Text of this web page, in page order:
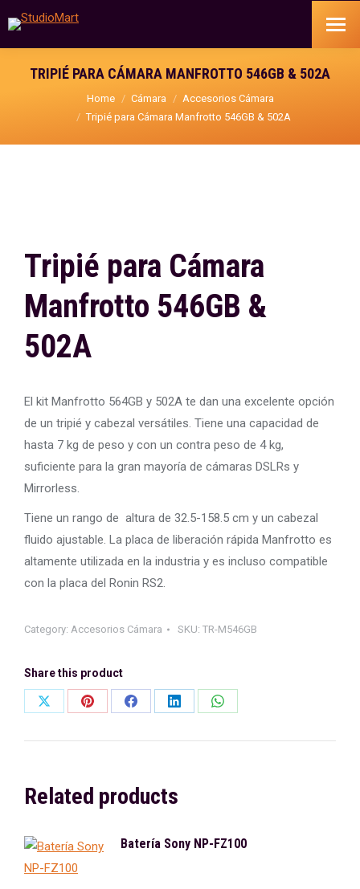
TRIPIÉ PARA CÁMARA MANFROTTO 546GB & 502A
You are here:Home Cámara
Accesorios Cámara
Tripié para Cámara Manfrotto 546GB & 502A
Tripié para Cámara
Manfrotto 546GB &
502A
El kit Manfrotto 564GB y 502A te dan una excelente opción
de un tripié y cabezal versátiles. Tiene una capacidad de
hasta 7 kg de peso y con un contra peso de 4 kg,
suficiente para la gran mayoría de cámaras DSLRs y
Mirrorless.
Tiene un rango de altura de 32.5-158.5 cm y un cabezal
fluido ajustable. La placa de liberación rápida Manfrotto es
altamente utilizada en la industria y es incluso compatible
con la placa del Ronin RS2.
Category: Accesorios Cámara SKU: TR-M546GB
Share this product
Share
Share
Share
Share
Share
Related products
Batería Sony NP-FZ100